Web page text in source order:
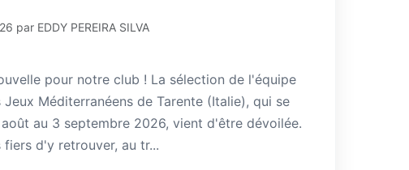
par EDDY PEREIRA SILVA
pour notre club ! La sélection de l'équipe
Méditerranéens de Tarente (Italie), qui se
au 3 septembre 2026, vient d'être dévoilée.
fiers d'y retrouver, au tr...